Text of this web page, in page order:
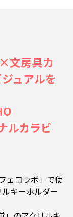
文房具カ
ュアルを
ルカラビ
ェコラボ」で使
キーホルダー